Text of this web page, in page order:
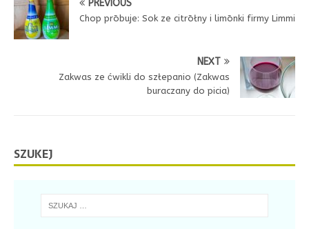
PREVIOUS
Chop prōbuje: Sok ze citrōłny i limōnki firmy Limmi
NEXT
Zakwas ze ćwikli do szłepanio (Zakwas
buraczany do picia)
SZUKEJ